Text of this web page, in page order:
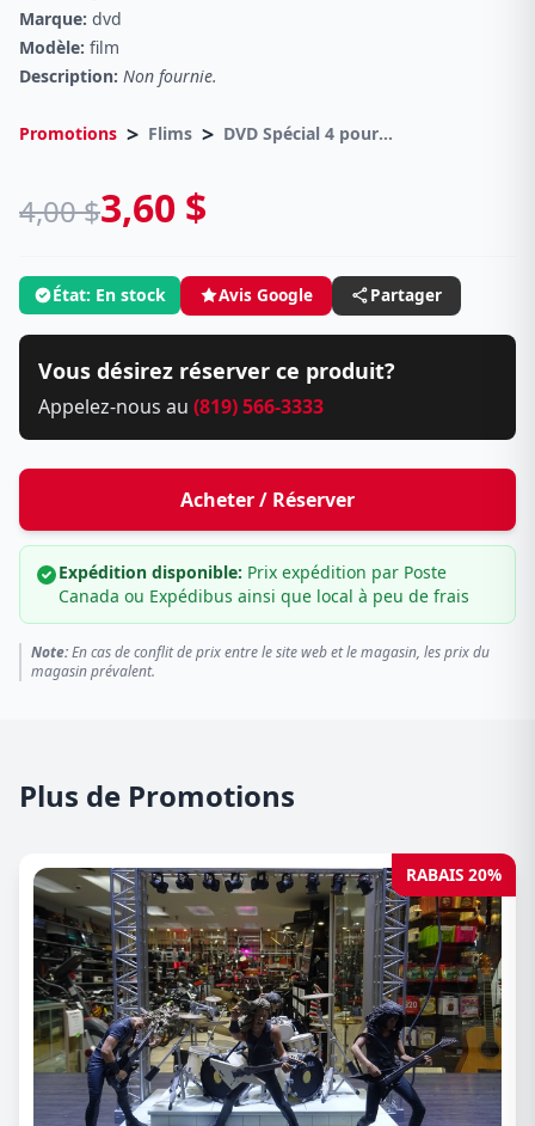
Marque: dvd
Modèle: film
Description: Non fournie.
Promotions > Flims > DVD Spécial 4 pour 10 Taxes incluses sur -4.00$
4,00 $3,60 $
État: En stock Avis Google Partager
Vous désirez réserver ce produit?
Appelez-nous au (819) 566-3333
Acheter / Réserver
Expédition disponible: Prix expédition par Poste
Canada ou Expédibus ainsi que local à peu de frais
Note:En cas de conflit de prix entre le site web et le magasin, les prix du
magasin prévalent.
Plus de Promotions
RABAIS 20%